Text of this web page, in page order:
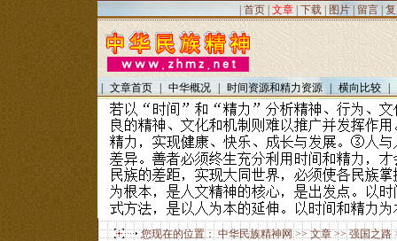
首页 文章 下载 图片 | 留言|
文章首页 中华概况 时间资源和精力资源 横向比较
您现在的位置：中华民族精神网>>文章>>强国之路